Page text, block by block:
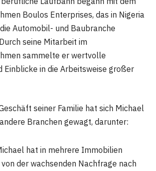
Boulos Enterprises, das in Nigeria
Automobil- und Baubranche
seine Mitarbeit im
sammelte er wertvolle
Einblicke in die Arbeitsweise großer
seiner Familie hat sich Michael
Branchen gewagt, darunter:
hat in mehrere Immobilien
der wachsenden Nachfrage nach